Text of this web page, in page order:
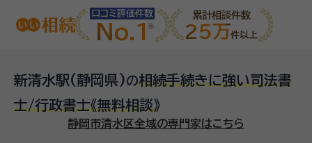
口コミ評価件数
No.1
累計相談件数
25万件以上
新清水駅(静岡県)の相続手続きに強い司法書
士/行政書士《無料相談》
静岡市清水区全域の専門家はこちら